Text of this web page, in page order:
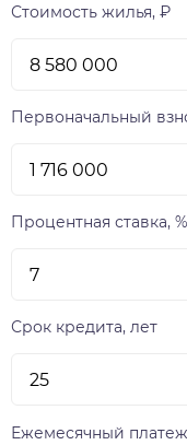
Стоимость жилья, ₽
Первоначальный
Процентная ставка, %
Срок кредита, лет
Ежемесячный платеж